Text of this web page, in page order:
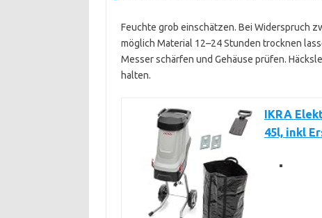
Feuchte grob einschätzen. Bei Widerspruch
möglich Material 12–24 Stunden trocknen
Messer schärfen und Gehäuse prüfen.
halten.
IKRA
45l, inkl